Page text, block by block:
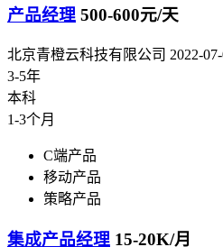
产品经理 500-600元/天
北京青橙云科技有限公司 2022-
3-5年
本科
1-3个月
C端产品
移动产品
策略产品
集成产品经理 15-20K/月